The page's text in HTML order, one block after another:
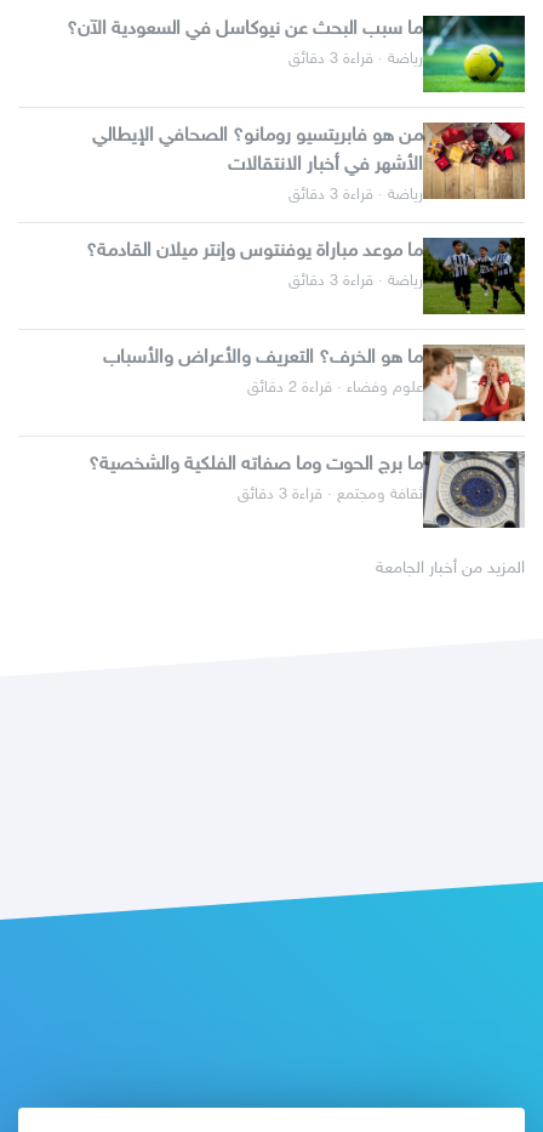
ما سبب البحث عن نيوكاسل في السعودية الآن؟
رياضة · قراءة 3 دقائق
من هو فابريتسيو رومانو؟ الصحافي الإيطالي
الأشهر في أخبار الانتقالات
رياضة · قراءة 3 دقائق
ما موعد مباراة يوفنتوس وإنتر ميلان القادمة؟
رياضة · قراءة 3 دقائق
ما هو الخرف؟ التعريف والأعراض والأسباب
علوم وفضاء · قراءة 2 دقائق
ما برج الحوت وما صفاته الفلكية والشخصية؟
ثقافة ومجتمع · قراءة 3 دقائق
المزيد من أخبار الجامعة